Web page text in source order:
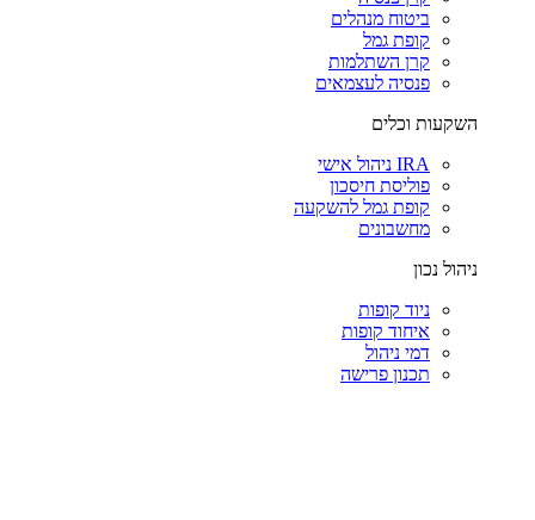
ביטוח מנהלים
קופת גמל
קרן השתלמות
פנסיה לעצמאים
השקעות וכלים
IRA ניהול אישי
פוליסת חיסכון
קופת גמל להשקעה
מחשבונים
ניהול נכון
ניוד קופות
איחוד קופות
דמי ניהול
תכנון פרישה